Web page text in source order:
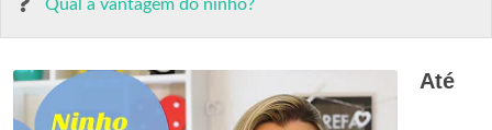
Qual a vantagem do ninho?
Até